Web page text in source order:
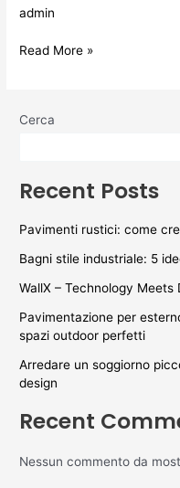
admin
Read More »
Cerca
Recent Posts
Pavimenti rustici: come
Bagni stile industriale: 5
WallX – Technology Meets
Pavimentazione per
spazi outdoor perfetti
Arredare un soggiorno
design
Recent
Nessun commento da